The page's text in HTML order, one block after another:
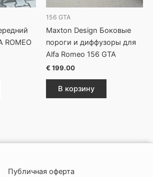
ROMEO
156 GTA
Maxton Design Боковые
пороги и диффузоры для
Alfa Romeo 156 GTA
€ 199.00
В корзину
Публичная оферта